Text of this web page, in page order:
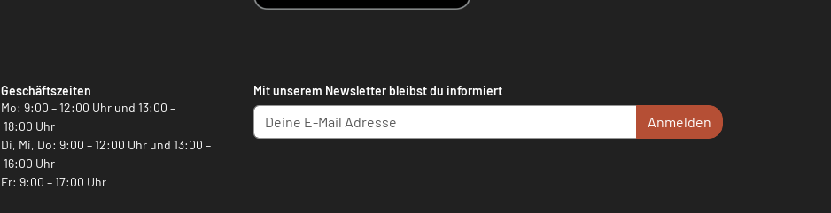
Geschäftszeiten
Mo: 9:00 – 12:00 Uhr und 13:00 –
18:00 Uhr
Di, Mi, Do: 9:00 – 12:00 Uhr und 13:00 –
16:00 Uhr
Fr: 9:00 – 17:00 Uhr
Mit unserem Newsletter bleibst du informiert
Anmelden